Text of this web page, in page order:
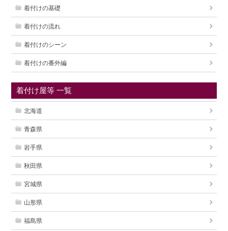
着付けの基礎
着付けの流れ
着付けのシーン
着付けの番外編
着付け屋等 一覧
北海道
青森県
岩手県
秋田県
宮城県
山形県
福島県